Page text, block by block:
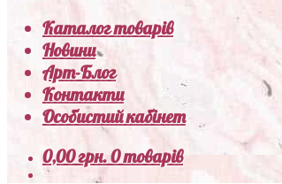
Каталог товарів
Новини
Арт-Блог
Контакти
Особистий кабінет
0,00грн.0 товарів